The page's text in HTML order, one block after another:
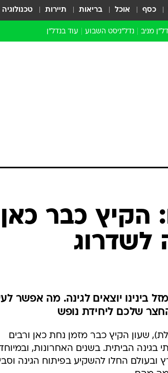
כסף אוכל בריאות תיירות טכנולוגיה
מניב נדל"ניסט השבוע עוד בנדל״ן
הקיץ כבר
לשדרוג
בינינו יוצאים לגינה. מה אפשר
שלכם ליחידת נופש
שעון הקיץ כבר מזמן נחת כאן ורבים
בגינה הביתית. בשנים האחרונות,
ובעולם החלו להשקיע בפיתוח הגינה